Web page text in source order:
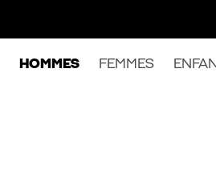
HOMMES FEMMES